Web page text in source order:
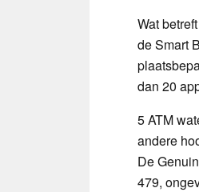
Wat
de Smart
dan 20
5 ATM
andere
De
479,